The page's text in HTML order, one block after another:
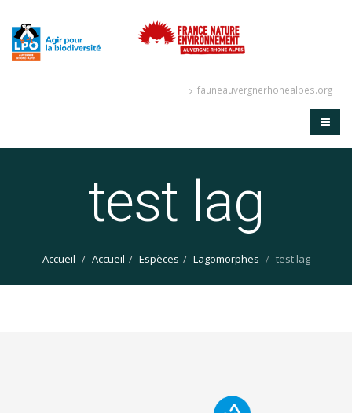
fauneauvergnerhonealpes.org
test lag
Accueil Accueil Espèces Lagomorphes test lag